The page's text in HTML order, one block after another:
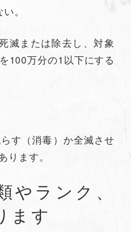
。
滅または除去し、対象
100万分の1以下にする
す（消毒）か全滅させ
ります。
やランク、
ます